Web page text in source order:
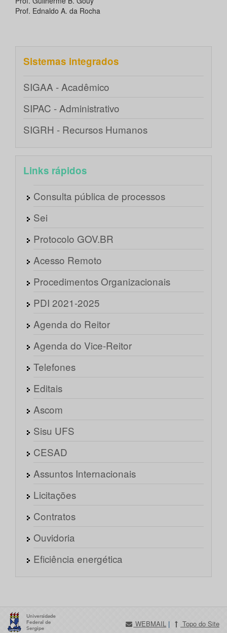
Prof. Ednaldo A. da Rocha
Sistemas integrados
SIGAA - Acadêmico
SIPAC - Administrativo
SIGRH - Recursos Humanos
Links rápidos
Consulta pública de processos
Sei
Protocolo GOV.BR
Acesso Remoto
Procedimentos Organizacionais
PDI 2021-2025
Agenda do Reitor
Agenda do Vice-Reitor
Telefones
Editais
Ascom
Sisu UFS
CESAD
Assuntos Internacionais
Licitações
Contratos
Ouvidoria
Eficiência energética
WEBMAIL | Topo do Site